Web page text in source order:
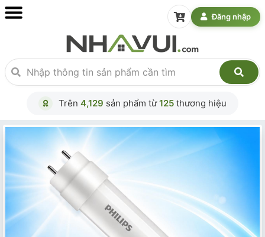
Đăng nhập
Trên 4,129 sản phẩm từ125 thương hiệu